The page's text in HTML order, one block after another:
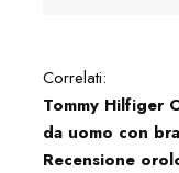
Correlati:
Tommy Hilfiger
da uomo con
Recensione